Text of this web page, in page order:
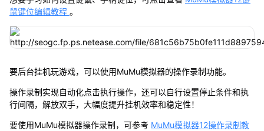
鼠键位编辑教程 。
要后台挂机玩游戏，可以使用MuMu模拟器的操作录制功能。
操作录制实现自动化点击执行操作，还可以自行设置停止条件和执
行间隔，解放双手，大幅度提升挂机效率和稳定性！
要使用MuMu模拟器操作录制，可参考 MuMu模拟器12操作录制教